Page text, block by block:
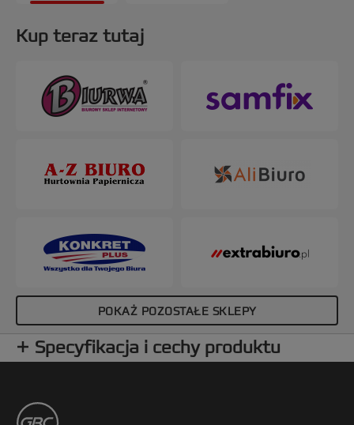
można też w nich błyskawicznie dodawać lub
usuwać strony przy użyciu prostego narzędzia. Te
wytrzymałe, plastikowe grzbiety nie rysują się, nie
dodatkowo - nadają się do wielokrotnego użytku.
Kolor: czarny. Grzbiet: 25 mm. Format: do A4.
Opakowanie: 50 szt.
Kup teraz tutaj
POKAŻ POZOSTAŁE SKLEPY
Specyfikacja i cechy produktu